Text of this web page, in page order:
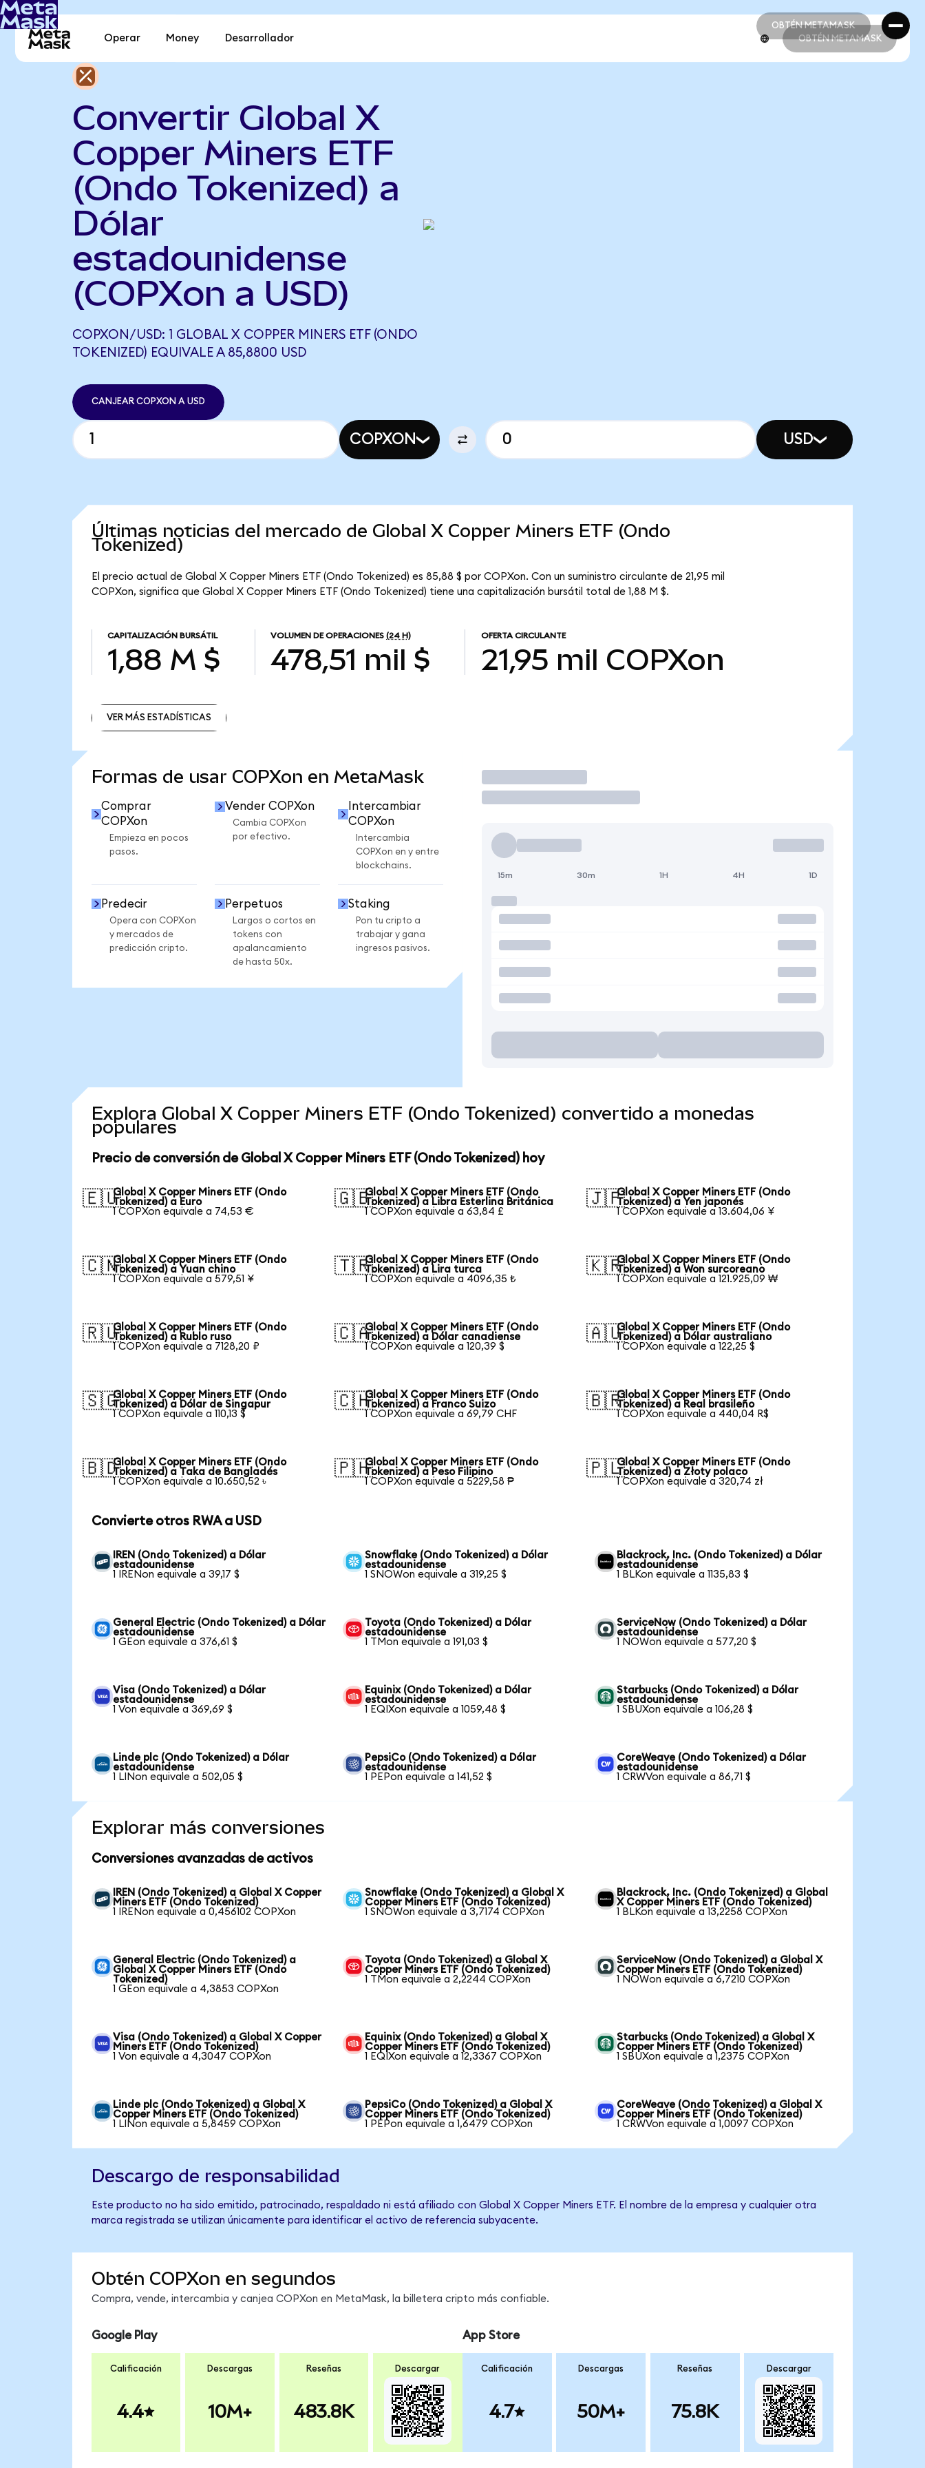
OBTÉN METAMASK
OBTÉN METAMASK
Operar Money Desarrollador OBTÉN METAMASK
Convertir Global X
Copper Miners ETF
(Ondo Tokenized) a
Dólar
estadounidense
(COPXon a USD)
COPXON/USD: 1 GLOBAL X COPPER MINERS ETF (ONDO
TOKENIZED) EQUIVALE A 85,8800 USD
CANJEAR COPXON A USD
COPXON USD
Últimas noticias del mercado de Global X Copper Miners ETF (Ondo
Tokenized)
El precio actual de Global X Copper Miners ETF (Ondo Tokenized) es 85,88 $ por COPXon. Con un suministro circulante de 21,95 mil
COPXon, significa que Global X Copper Miners ETF (Ondo Tokenized) tiene una capitalización bursátil total de 1,88 M $.
CAPITALIZACIÓN BURSÁTIL
1,88 M $
VOLUMEN DE OPERACIONES (24 H)
478,51 mil $
OFERTA CIRCULANTE
21,95 mil COPXon
VER MÁS ESTADÍSTICAS
Formas de usar COPXon en MetaMask
Comprar
COPXon
Empieza en pocos
pasos.
Vender COPXon
Cambia COPXon
por efectivo.
Intercambiar
COPXon
Intercambia
COPXon en y entre
blockchains.
Predecir
Opera con COPXon
y mercados de
predicción cripto.
Perpetuos
Largos o cortos en
tokens con
apalancamiento
de hasta 50x.
Staking
Pon tu cripto a
trabajar y gana
ingresos pasivos.
Operar
15m 30m 1H 4H 1D
Explora Global X Copper Miners ETF (Ondo Tokenized) convertido a monedas
populares
Precio de conversión de Global X Copper Miners ETF (Ondo Tokenized) hoy
🇪🇺Global X Copper Miners ETF (Ondo
Tokenized) a Euro
1 COPXon equivale a 74,53 €
🇬🇧Global X Copper Miners ETF (Ondo
Tokenized) a Libra Esterlina Británica
1 COPXon equivale a 63,84 £
🇯🇵Global X Copper Miners ETF (Ondo
Tokenized) a Yen japonés
1 COPXon equivale a 13.604,06 ¥
🇨🇳Global X Copper Miners ETF (Ondo
Tokenized) a Yuan chino
1 COPXon equivale a 579,51 ¥
🇹🇷Global X Copper Miners ETF (Ondo
Tokenized) a Lira turca
1 COPXon equivale a 4096,35 ₺
🇰🇷Global X Copper Miners ETF (Ondo
Tokenized) a Won surcoreano
1 COPXon equivale a 121.925,09 ₩
🇷🇺Global X Copper Miners ETF (Ondo
Tokenized) a Rublo ruso
1 COPXon equivale a 7128,20 ₽
🇨🇦Global X Copper Miners ETF (Ondo
Tokenized) a Dólar canadiense
1 COPXon equivale a 120,39 $
🇦🇺Global X Copper Miners ETF (Ondo
Tokenized) a Dólar australiano
1 COPXon equivale a 122,25 $
🇸🇬Global X Copper Miners ETF (Ondo
Tokenized) a Dólar de Singapur
1 COPXon equivale a 110,13 $
🇨🇭Global X Copper Miners ETF (Ondo
Tokenized) a Franco Suizo
1 COPXon equivale a 69,79 CHF
🇧🇷Global X Copper Miners ETF (Ondo
Tokenized) a Real brasileño
1 COPXon equivale a 440,04 R$
🇧🇩Global X Copper Miners ETF (Ondo
Tokenized) a Taka de Bangladés
1 COPXon equivale a 10.650,52 ৳
🇵🇭Global X Copper Miners ETF (Ondo
Tokenized) a Peso Filipino
1 COPXon equivale a 5229,58 ₱
🇵🇱Global X Copper Miners ETF (Ondo
Tokenized) a Złoty polaco
1 COPXon equivale a 320,74 zł
Convierte otros RWA a USD
IREN (Ondo Tokenized) a Dólar
estadounidense
1 IRENon equivale a 39,17 $
Snowflake (Ondo Tokenized) a Dólar
estadounidense
1 SNOWon equivale a 319,25 $
Blackrock, Inc. (Ondo Tokenized) a Dólar
estadounidense
1 BLKon equivale a 1135,83 $
General Electric (Ondo Tokenized) a Dólar
estadounidense
1 GEon equivale a 376,61 $
Toyota (Ondo Tokenized) a Dólar
estadounidense
1 TMon equivale a 191,03 $
ServiceNow (Ondo Tokenized) a Dólar
estadounidense
1 NOWon equivale a 577,20 $
Visa (Ondo Tokenized) a Dólar
estadounidense
1 Von equivale a 369,69 $
Equinix (Ondo Tokenized) a Dólar
estadounidense
1 EQIXon equivale a 1059,48 $
Starbucks (Ondo Tokenized) a Dólar
estadounidense
1 SBUXon equivale a 106,28 $
Linde plc (Ondo Tokenized) a Dólar
estadounidense
1 LINon equivale a 502,05 $
PepsiCo (Ondo Tokenized) a Dólar
estadounidense
1 PEPon equivale a 141,52 $
CoreWeave (Ondo Tokenized) a Dólar
estadounidense
1 CRWVon equivale a 86,71 $
Explorar más conversiones
Conversiones avanzadas de activos
IREN (Ondo Tokenized) a Global X Copper
Miners ETF (Ondo Tokenized)
1 IRENon equivale a 0,456102 COPXon
Snowflake (Ondo Tokenized) a Global X
Copper Miners ETF (Ondo Tokenized)
1 SNOWon equivale a 3,7174 COPXon
Blackrock, Inc. (Ondo Tokenized) a Global
X Copper Miners ETF (Ondo Tokenized)
1 BLKon equivale a 13,2258 COPXon
General Electric (Ondo Tokenized) a
Global X Copper Miners ETF (Ondo
Tokenized)
1 GEon equivale a 4,3853 COPXon
Toyota (Ondo Tokenized) a Global X
Copper Miners ETF (Ondo Tokenized)
1 TMon equivale a 2,2244 COPXon
ServiceNow (Ondo Tokenized) a Global X
Copper Miners ETF (Ondo Tokenized)
1 NOWon equivale a 6,7210 COPXon
Visa (Ondo Tokenized) a Global X Copper
Miners ETF (Ondo Tokenized)
1 Von equivale a 4,3047 COPXon
Equinix (Ondo Tokenized) a Global X
Copper Miners ETF (Ondo Tokenized)
1 EQIXon equivale a 12,3367 COPXon
Starbucks (Ondo Tokenized) a Global X
Copper Miners ETF (Ondo Tokenized)
1 SBUXon equivale a 1,2375 COPXon
Linde plc (Ondo Tokenized) a Global X
Copper Miners ETF (Ondo Tokenized)
1 LINon equivale a 5,8459 COPXon
PepsiCo (Ondo Tokenized) a Global X
Copper Miners ETF (Ondo Tokenized)
1 PEPon equivale a 1,6479 COPXon
CoreWeave (Ondo Tokenized) a Global X
Copper Miners ETF (Ondo Tokenized)
1 CRWVon equivale a 1,0097 COPXon
Descargo de responsabilidad
Este producto no ha sido emitido, patrocinado, respaldado ni está afiliado con Global X Copper Miners ETF. El nombre de la empresa y cualquier otra
marca registrada se utilizan únicamente para identificar el activo de referencia subyacente.
Obtén COPXon en segundos
Compra, vende, intercambia y canjea COPXon en MetaMask, la billetera cripto más confiable.
Google Play
Calificación
4.4
Descargas
10M+
Reseñas
483.8K
Descargar
App Store
Calificación
4.7
Descargas
50M+
Reseñas
75.8K
Descargar